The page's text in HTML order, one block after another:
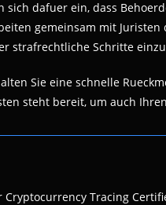
dafuer ein, dass
gemeinsam mit Juristen
strafrechtliche Schritte
Sie eine schnelle
steht bereit, um auch
Tracing